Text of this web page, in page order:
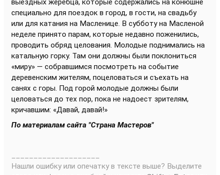
выездных жеребца, которые содержались на конюшне
специально для поездок в город, в гости, на свадьбу
или для катания на Масленице. В субботу на Масленой
неделе принято парам, которые недавно поженились,
проводить обряд целования. Молодые поднимались на
катальную горку. Там они должны были поклониться
«миру» — собравшимся посмотреть на событие
деревенским жителям, поцеловаться и съехать на
санях с горы. Под горой молодые должны были
целоваться до тех пор, пока не надоест зрителям,
кричавшим: «Давай, давай!»
По материалам сайта "Страна Мастеров"
Нашли ошибку или опечатку в тексте выше? Выделите